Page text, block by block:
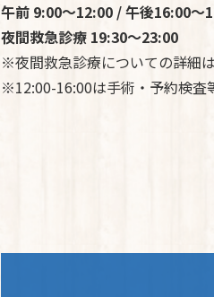
午前 9:00～12:00 / 午後16:00～
夜間救急診療 19:30～23:00
※夜間救急診療についての詳細は
※12:00-16:00は手術・予約検査